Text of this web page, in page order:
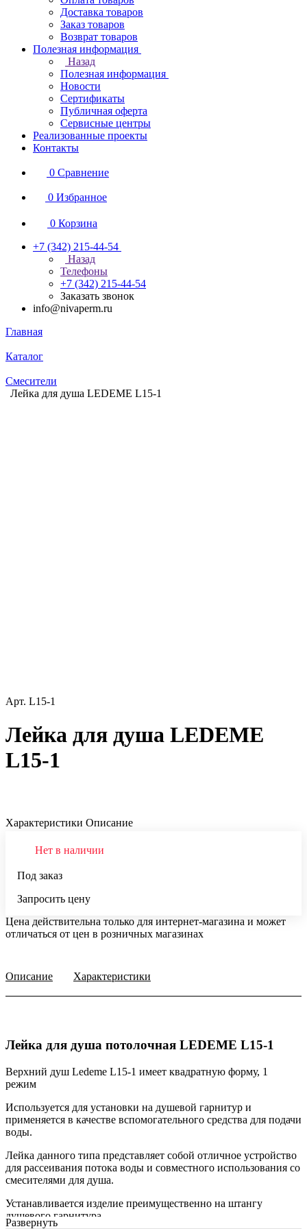
Доставка товаров
Заказ товаров
Возврат товаров
Полезная информация
Назад
Полезная информация
Новости
Сертификаты
Публичная оферта
Сервисные центры
Реализованные проекты
Контакты
0 Сравнение
0 Избранное
0 Корзина
+7 (342) 215-44-54
Назад
Телефоны
+7 (342) 215-44-54
Заказать звонок
info@nivaperm.ru
Главная
Каталог
Смесители
Лейка для душа LEDEME L15-1
Арт. L15-1
Лейка для душа LEDEME
L15-1
Характеристики Описание
Нет в наличии
Под заказ
Запросить цену
Цена действительна только для интернет-магазина и может
отличаться от цен в розничных магазинах
Описание Характеристики
Лейка для душа потолочная LEDEME L15-1
Верхний душ Ledeme L15-1 имеет квадратную форму, 1
режим
Используется для установки на душевой гарнитур и
применяется в качестве вспомогательного средства для подачи
воды.
Лейка данного типа представляет собой отличное устройство
для рассеивания потока воды и совместного использования со
смесителями для душа.
Устанавливается изделие преимущественно на штангу
душевого гарнитура.
Развернуть